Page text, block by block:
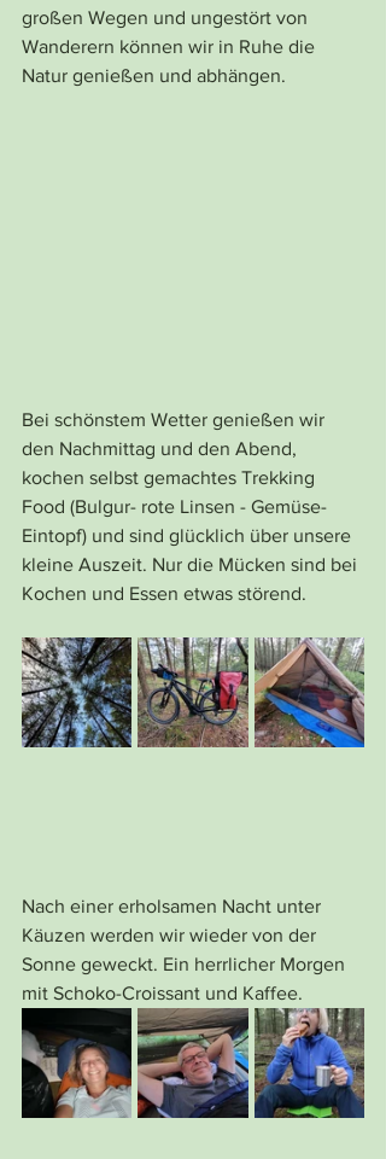
großen Wegen und ungestört von
Wanderern können wir in Ruhe die
Natur genießen und abhängen.
Bei schönstem Wetter genießen wir
den Nachmittag und den Abend,
kochen selbst gemachtes Trekking
Food (Bulgur- rote Linsen - Gemüse-
Eintopf) und sind glücklich über unsere
kleine Auszeit. Nur die Mücken sind bei
Kochen und Essen etwas störend.
Nach einer erholsamen Nacht unter
Käuzen werden wir wieder von der
Sonne geweckt. Ein herrlicher Morgen
mit Schoko-Croissant und Kaffee.